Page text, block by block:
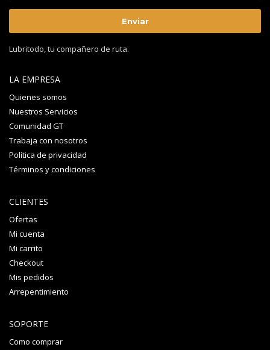
Lubritodo, tu compañero de ruta.
LA EMPRESA
Quienes somos
Nuestros Servicios
Comunidad GT
Trabaja con nosotros
Política de privacidad
Términos y condiciones
CLIENTES
Ofertas
Mi cuenta
Mi carrito
Checkout
Mis pedidos
Arrepentimiento
SOPORTE
Como comprar